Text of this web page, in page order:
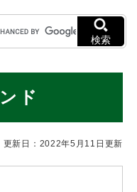
本文へ
検索
ド
更新日：2022年5月11日更新